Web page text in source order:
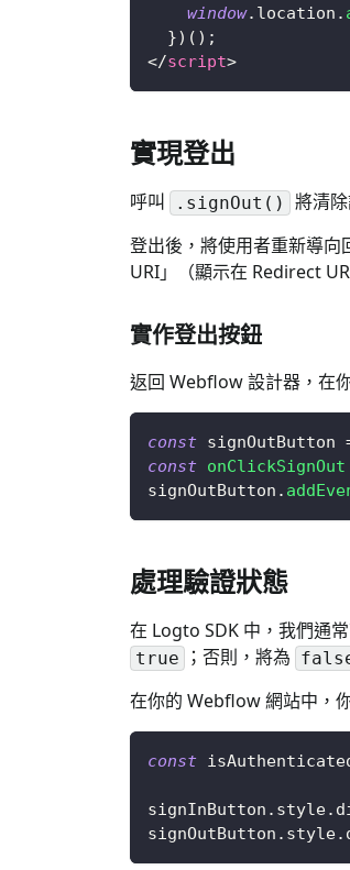
window. location .
}) ( ) ;
</script>
實現登出
呼叫 .signOut()
將清
登出後，將使用者重新導
URI」（顯示在 Redirect
實作登出按鈕
返回 Webflow 設計器，在
const signOutButton
const onClickSignOut
signOutButton .
處理驗證狀態
在 Logto SDK 中，我們通
true ；否則，將為
在你的 Webflow 網站中，
const
signInButton . style.
signOutButton . style.